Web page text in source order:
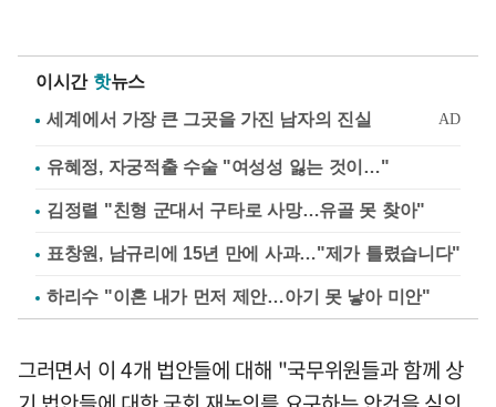
이시간 핫뉴스
유혜정, 자궁적출 수술 "여성성 잃는 것이…"
김정렬 "친형 군대서 구타로 사망…유골 못 찾아"
표창원, 남규리에 15년 만에 사과…"제가 틀렸습니다"
하리수 "이혼 내가 먼저 제안…아기 못 낳아 미안"
그러면서 이 4개 법안들에 대해 "국무위원들과 함께 상